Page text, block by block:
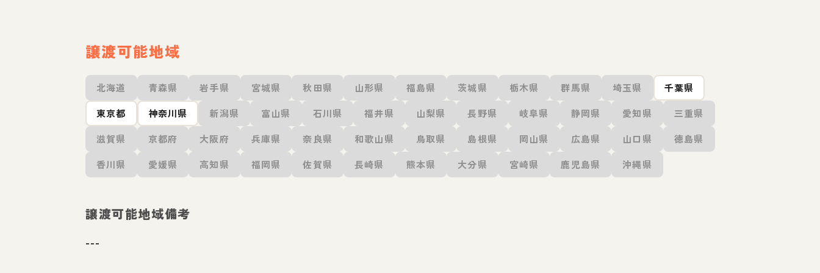
譲渡可能地域
北海道 青森県 岩手県 宮城県 秋田県 山形県 福島県 茨城県 栃木県 群馬県 埼玉県
千葉県
東京都
神奈川県 新潟県 富山県 石川県 福井県 山梨県 長野県 岐阜県 静岡県 愛知県
三重県
滋賀県
京都府 大阪府 兵庫県 奈良県 和歌山県 鳥取県 島根県 岡山県 広島県 山口県
徳島県
香川県
愛媛県 高知県 福岡県 佐賀県 長崎県 熊本県 大分県 宮崎県 鹿児島県 沖縄県
譲渡可能地域備考
---